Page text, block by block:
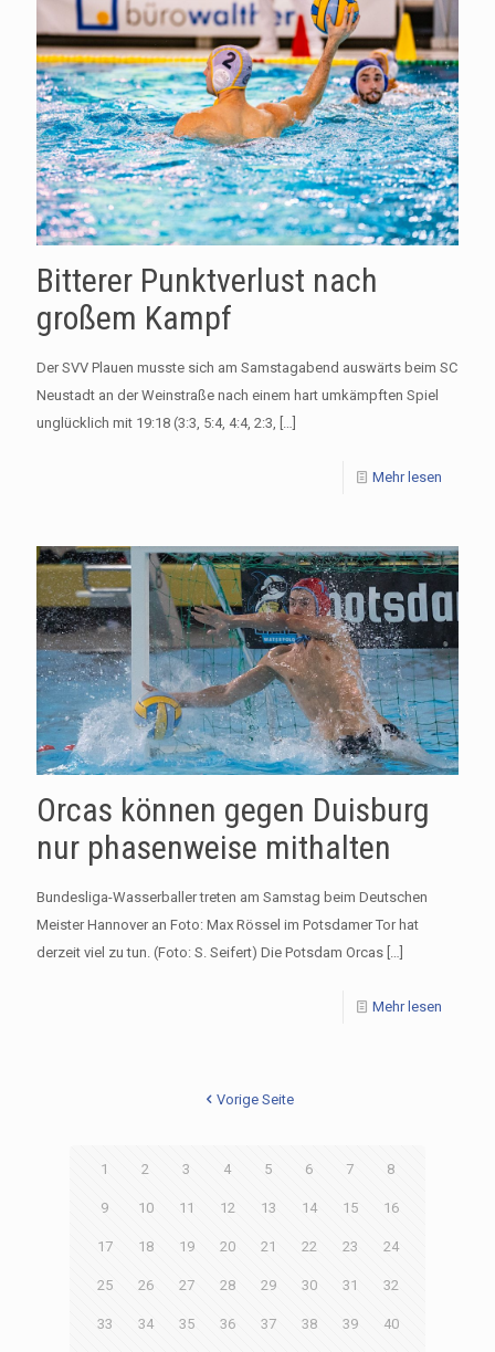
Bitterer Punktverlust nach
großem Kampf
Der SVV Plauen musste sich am Samstagabend auswärts beim SC
Neustadt an der Weinstraße nach einem hart umkämpften Spiel
unglücklich mit 19:18 (3:3, 5:4, 4:4, 2:3, […]
Mehr lesen
Orcas können gegen Duisburg
nur phasenweise mithalten
Bundesliga-Wasserballer treten am Samstag beim Deutschen
Meister Hannover an Foto: Max Rössel im Potsdamer Tor hat
derzeit viel zu tun. (Foto: S. Seifert) Die Potsdam Orcas […]
Mehr lesen
Vorige Seite
1 2 3 4 5 6 7 8
9 10 11 12 13 14 15 16
17 18 19 20 21 22 23 24
25 26 27 28 29 30 31 32
33 34 35 36 37 38 39 40